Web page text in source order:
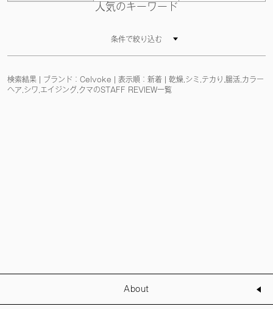
人気のキーワード
条件で絞り込む
検索結果 | ブランド：Celvoke | 表示順：新着 | 乾燥,シミ,テカり,腸活,カラー
ヘア,シワ,エイジング,クマのSTAFF REVIEW一覧
About